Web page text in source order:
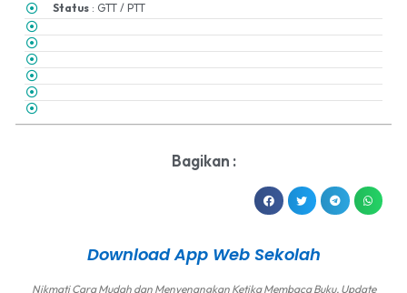
Status : GTT / PTT
Bagikan :
Download App Web Sekolah
Nikmati Cara Mudah dan Menyenangkan Ketika Membaca Buku, Update